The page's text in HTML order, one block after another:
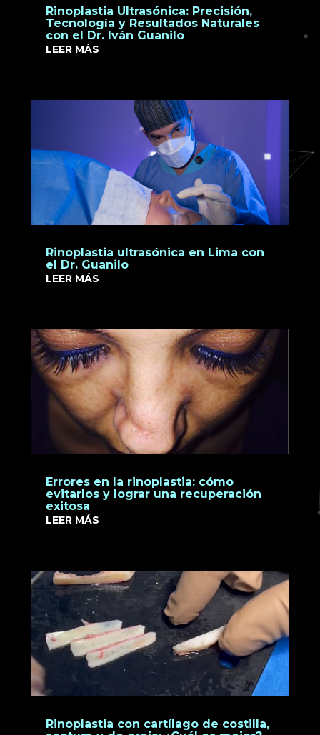
Rinoplastia Ultrasónica: Precisión,
Tecnología y Resultados Naturales
con el Dr. Iván Guanilo
LEER MÁS
Rinoplastia ultrasónica en Lima con
el Dr. Guanilo
LEER MÁS
Errores en la rinoplastia: cómo
evitarlos y lograr una recuperación
exitosa
LEER MÁS
Rinoplastia con cartílago de costilla,